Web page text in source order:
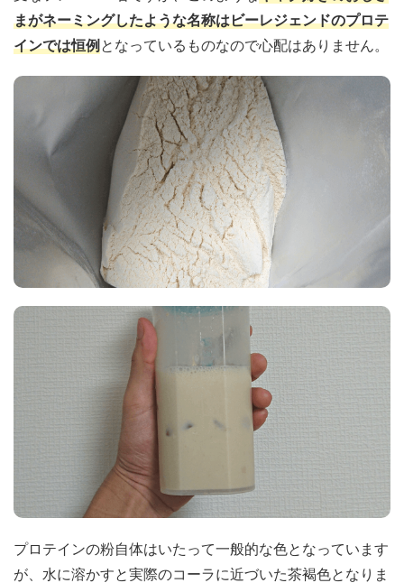
まがネーミングしたような名称はビーレジェンドのプロテ
インでは恒例となっているものなので心配はありません。
プロテインの粉自体はいたって一般的な色となっています
が、水に溶かすと実際のコーラに近づいた茶褐色となりま